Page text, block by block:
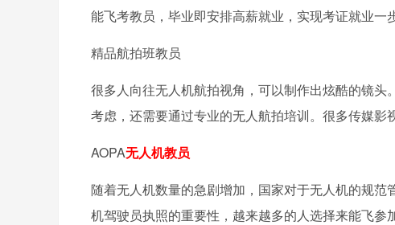
能飞考教员，毕业即安排高薪就业，实现考证就业一
精品航拍班教员
很多人向往无人机航拍视角，可以制作出炫酷的镜
考虑，还需要通过专业的无人航拍培训。很多传媒影
AOPA无人机教员
随着无人机数量的急剧增加，国家对于无人机的规
机驾驶员执照的重要性，越来越多的人选择来能飞参